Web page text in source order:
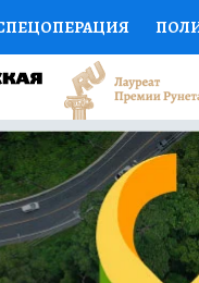
НАУКА СПОРТ
ДОКТОР
ПРОГНОЗЫ НА СПОРТ